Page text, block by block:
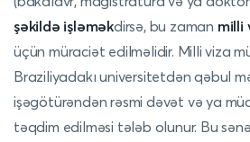
şəkildə işləməkdirsə, bu zaman milli
üçün müraciət edilməlidir. Milli viza
Braziliyadakı universitetdən qəbul
işəgötürəndən rəsmi dəvət və ya
təqdim edilməsi tələb olunur. Bu